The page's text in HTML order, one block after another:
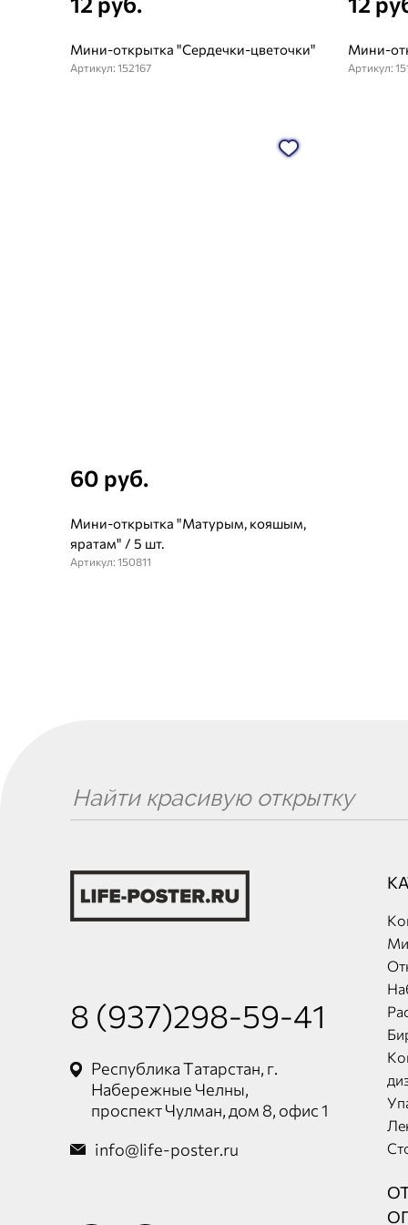
Мини-открытка "Сердечки-цветочки"
Артикул: 152167
Мини-
Артикул:
60 руб.
Мини-открытка "Матурым, кояшым,
яратам" / 5 шт.
Артикул: 150811
8 (937)298-59-41
Республика Татарстан, г.
Набережные Челны,
проспект Чулман, дом 8, офис 1
info@life-poster.ru